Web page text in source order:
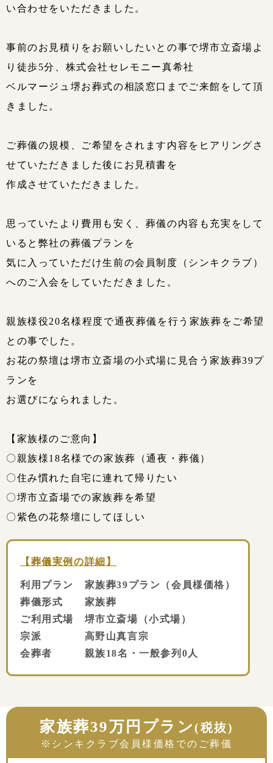
い合わせをいただきました。
事前のお見積りをお願いしたいとの事で堺市立斎場よ
り徒歩5分、株式会社セレモニー真希社
ベルマージュ堺お葬式の相談窓口までご来館をして頂
きました。
ご葬儀の規模、ご希望をされます内容をヒアリングさ
せていただきました後にお見積書を
作成させていただきました。
思っていたより費用も安く、葬儀の内容も充実をして
いると弊社の葬儀プランを
気に入っていただけ生前の会員制度（シンキクラブ）
へのご入会をしていただきました。
親族様役20名様程度で通夜葬儀を行う家族葬をご希望
との事でした。
お花の祭壇は堺市立斎場の小式場に見合う家族葬39プ
ランを
お選びになられました。
【家族様のご意向】
〇親族様18名様での家族葬（通夜・葬儀）
〇住み慣れた自宅に連れて帰りたい
〇堺市立斎場での家族葬を希望
〇紫色の花祭壇にしてほしい
【葬儀実例の詳細】
利用プラン 家族葬39プラン（会員様価格）
葬儀形式 家族葬
ご利用式場 堺市立斎場（小式場）
宗派 高野山真言宗
会葬者 親族18名・一般参列0人
家族葬39万円プラン (税抜)
※シンキクラブ会員様価格でのご葬儀